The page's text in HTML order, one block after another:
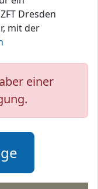
Dresden
mit der
einer